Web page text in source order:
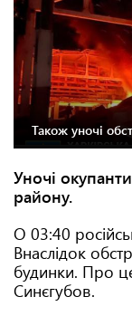
Також уночі
Уночі
району.
О 03:40
Внаслідок
будинки. Про
Синєгубов.